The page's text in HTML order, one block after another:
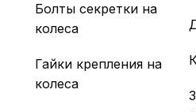
Болты секретки на
колеса
Гайки крепления на
колеса